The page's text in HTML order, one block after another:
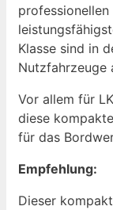
Klasse sind in
Nutzfahrzeuge
Vor allem für
diese
für das
Empfehlung:
Dieser